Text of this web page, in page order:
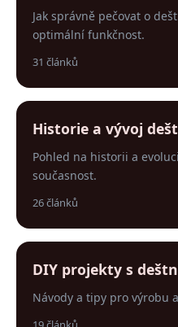
Jak správně pečovat o
optimální funkčnost.
31 článků
Historie a vývoj
Pohled na historii a
současnost.
26 článků
DIY projekty s
Návody a tipy pro výrobu